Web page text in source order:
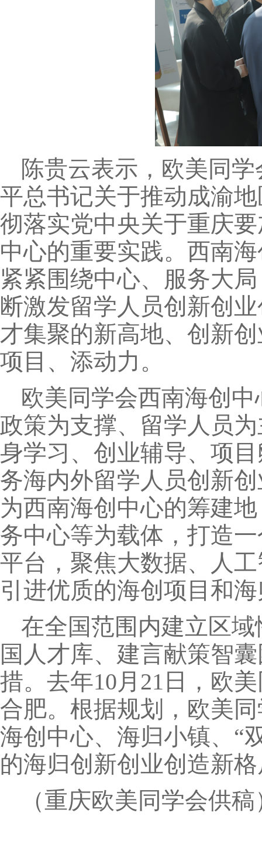
陈贵云表示，欧美同
平总书记关于推动成渝
彻落实党中央关于重庆
中心的重要实践。西南
紧紧围绕中心、服务大
断激发留学人员创新创
才集聚的新高地、创新
项目、添动力。
欧美同学会西南海创
政策为支撑、留学人员
身学习、创业辅导、项
务海内外留学人员创新
为西南海创中心的筹建
务中心等为载体，打造
平台，聚焦大数据、人
引进优质的海创项目和
在全国范围内建立区
国人才库、建言献策智
措。去年10月21日，欧
合肥。根据规划，欧美
海创中心、海归小镇、“
的海归创新创业创造新
（重庆欧美同学会供稿